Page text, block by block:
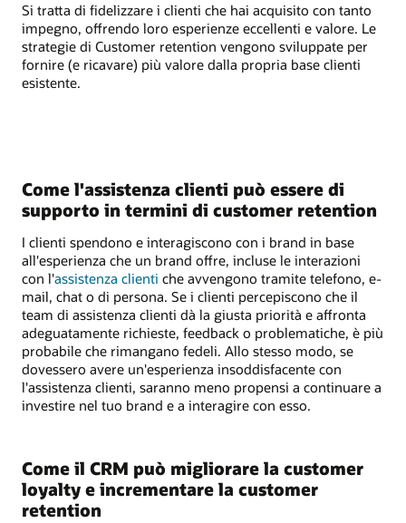
Si tratta di fidelizzare i clienti che hai acquisito con tanto
impegno, offrendo loro esperienze eccellenti e valore. Le
strategie di Customer retention vengono sviluppate per
fornire (e ricavare) più valore dalla propria base clienti
esistente.
Come l'assistenza clienti può essere di
supporto in termini di customer retention
I clienti spendono e interagiscono con i brand in base
all'esperienza che un brand offre, incluse le interazioni
con l'assistenza clienti che avvengono tramite telefono, e-
mail, chat o di persona. Se i clienti percepiscono che il
team di assistenza clienti dà la giusta priorità e affronta
adeguatamente richieste, feedback o problematiche, è più
probabile che rimangano fedeli. Allo stesso modo, se
dovessero avere un'esperienza insoddisfacente con
l'assistenza clienti, saranno meno propensi a continuare a
investire nel tuo brand e a interagire con esso.
Come il CRM può migliorare la customer
loyalty e incrementare la customer
retention